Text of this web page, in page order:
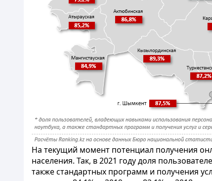
На текущий момент потенциал получения
населения. Так, в 2021 году доля
также стандартных программ и получения